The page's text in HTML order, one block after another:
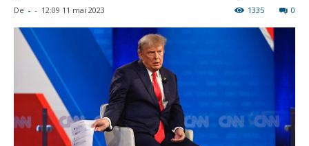
De - - 12:09 11 mai 2023 0
1335